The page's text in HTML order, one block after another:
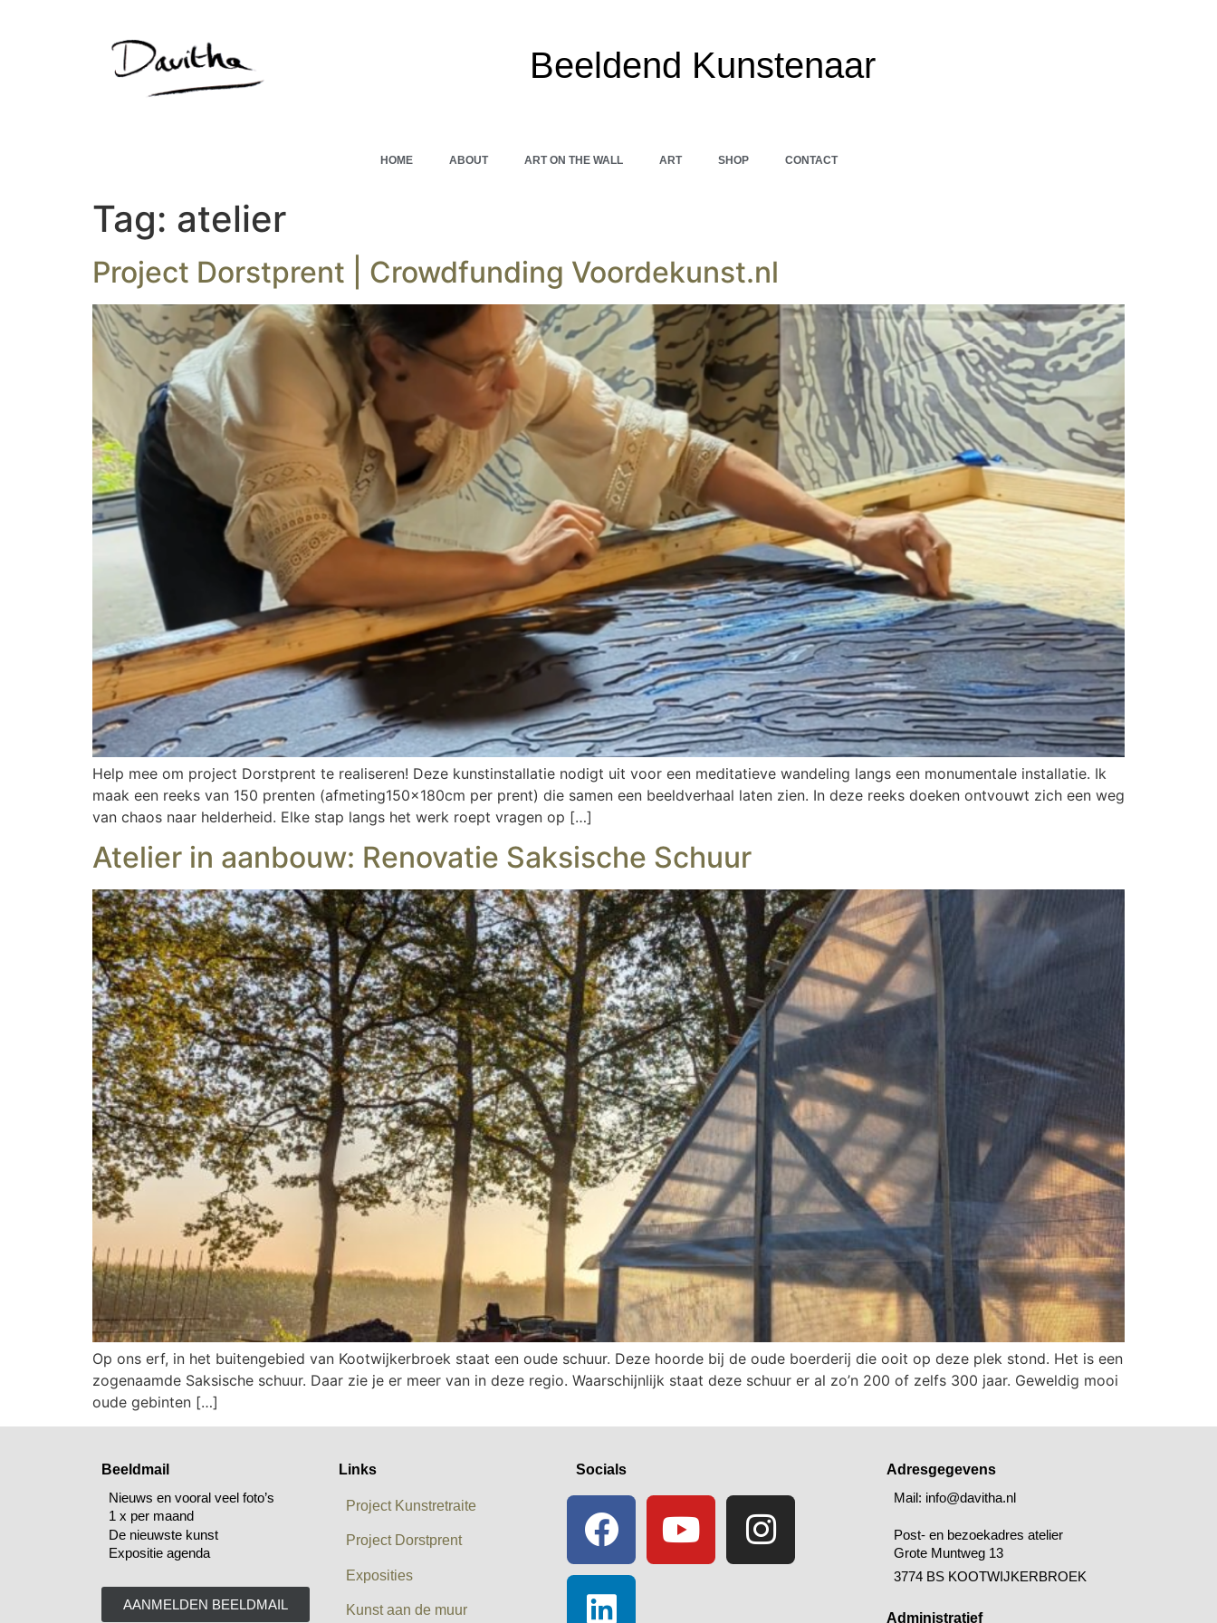
Beeldend Kunstenaar
HOME ABOUT ART ON THE WALL ART SHOP CONTACT
Tag: atelier
Project Dorstprent | Crowdfunding Voordekunst.nl
Help mee om project Dorstprent te realiseren! Deze kunstinstallatie nodigt uit voor een meditatieve wandeling langs een monumentale installatie. Ik
maak een reeks van 150 prenten (afmeting150x180cm per prent) die samen een beeldverhaal laten zien. In deze reeks doeken ontvouwt zich een weg
van chaos naar helderheid. Elke stap langs het werk roept vragen op […]
Atelier in aanbouw: Renovatie Saksische Schuur
Op ons erf, in het buitengebied van Kootwijkerbroek staat een oude schuur. Deze hoorde bij de oude boerderij die ooit op deze plek stond. Het is een
zogenaamde Saksische schuur. Daar zie je er meer van in deze regio. Waarschijnlijk staat deze schuur er al zo’n 200 of zelfs 300 jaar. Geweldig mooi
oude gebinten […]
Beeldmail
Nieuws en vooral veel foto’s
1 x per maand
De nieuwste kunst
Expositie agenda
AANMELDEN BEELDMAIL
Links
Project Kunstretraite
Project Dorstprent
Exposities
Kunst aan de muur
Socials
Adresgegevens
Mail: info@davitha.nl
Post- en bezoekadres atelier
Grote Muntweg 13
3774 BS KOOTWIJKERBROEK
Administratief